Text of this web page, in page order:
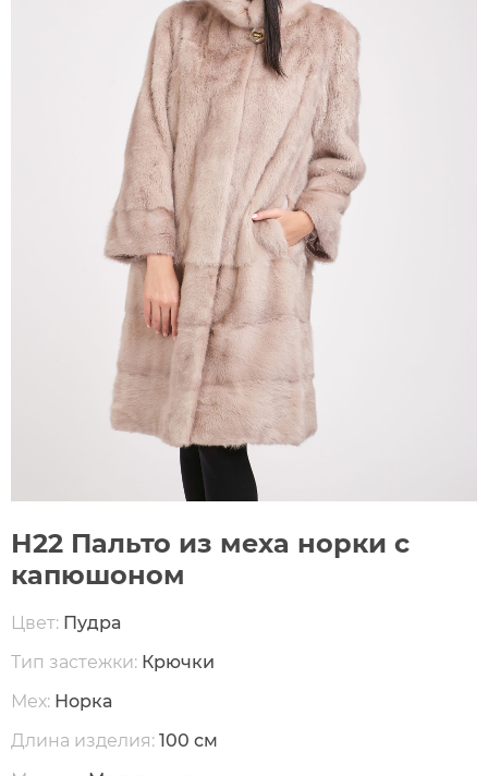
Н22 Пальто из меха норки с
капюшоном
Цвет: Пудра
Тип застежки: Крючки
Мех: Норка
Длина изделия: 100 см